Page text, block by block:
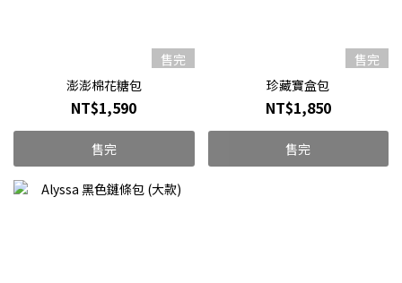
售完
澎澎棉花糖包
NT$1,590
售完
售完
珍藏寶盒包
NT$1,850
售完